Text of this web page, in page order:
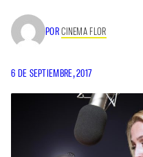
PORCINEMA FLOR
6 DE SEPTIEMBRE, 2017